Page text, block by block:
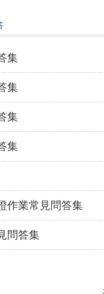
集
集
集
集
作業常見問答集
問答集